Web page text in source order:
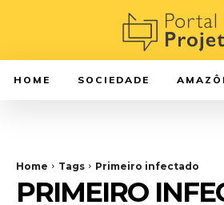
HOME SOCIEDADE
Home Tags Primeiro infectado
PRIMEIRO